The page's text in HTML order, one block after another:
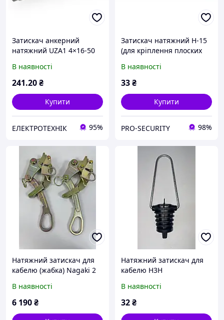
Затискач анкерний
натяжний UZA1 4×16-50
В наявності
241.20₴
Купити
ЕЛЕКТРОТЕХНІК 95%
Затискач натяжний H-15
(для кріплення плоских
В наявності
33₴
Купити
PRO-SECURITY 98%
Натяжний затискач для
кабелю (жабка) Nagaki 2
ціна / 2шт.
В наявності
6 190₴
Натяжний затискач для
кабелю Н3Н
В наявності
32₴